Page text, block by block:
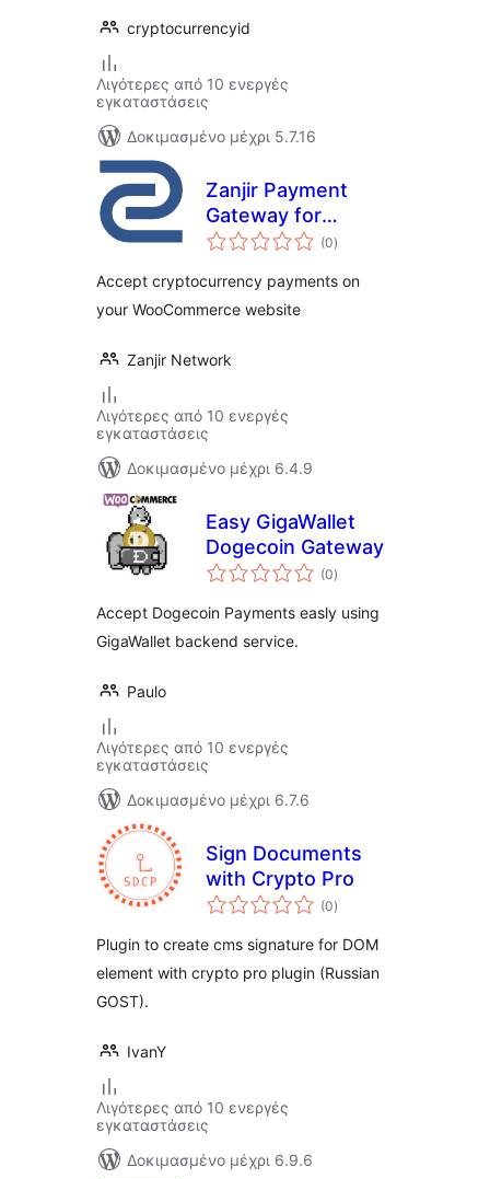
cryptocurrencyid
Λιγότερες από 10 ενεργές
εγκαταστάσεις
Δοκιμασμένο μέχρι 5.7.16
Zanjir Payment
Gateway for
WooCommerce
(0αξιολογήσεις
σύνολο
)
Accept cryptocurrency payments on
your WooCommerce website
Zanjir Network
Λιγότερες από 10 ενεργές
εγκαταστάσεις
Δοκιμασμένο μέχρι 6.4.9
Easy GigaWallet
Dogecoin Gateway
(0αξιολογήσεις
σύνολο
)
Accept Dogecoin Payments easly using
GigaWallet backend service.
Paulo
Λιγότερες από 10 ενεργές
εγκαταστάσεις
Δοκιμασμένο μέχρι 6.7.6
Sign Documents
with Crypto Pro
(0αξιολογήσεις
σύνολο
)
Plugin to create cms signature for DOM
element with crypto pro plugin (Russian
GOST).
IvanY
Λιγότερες από 10 ενεργές
εγκαταστάσεις
Δοκιμασμένο μέχρι 6.9.6